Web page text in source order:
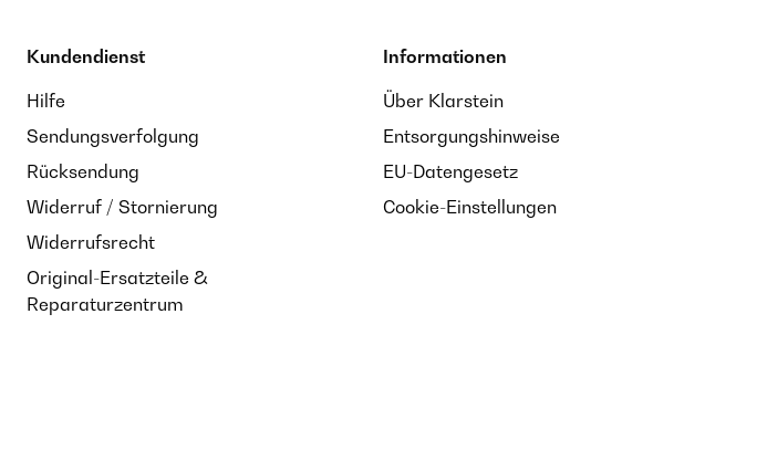
Kundendienst
Hilfe
Sendungsverfolgung
Rücksendung
Widerruf / Stornierung
Widerrufsrecht
Original-Ersatzteile &
Reparaturzentrum
Informationen
Über Klarstein
Entsorgungshinweise
EU-Datengesetz
Cookie-Einstellungen